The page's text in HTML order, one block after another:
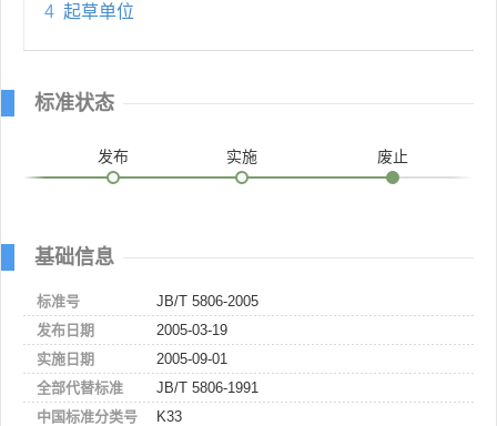
4 起草单位
标准状态
发布 实施 废止
基础信息
标准号
JB/T 5806-2005
发布日期
2005-03-19
实施日期
2005-09-01
全部代替标准
JB/T 5806-1991
中国标准分类号
K33